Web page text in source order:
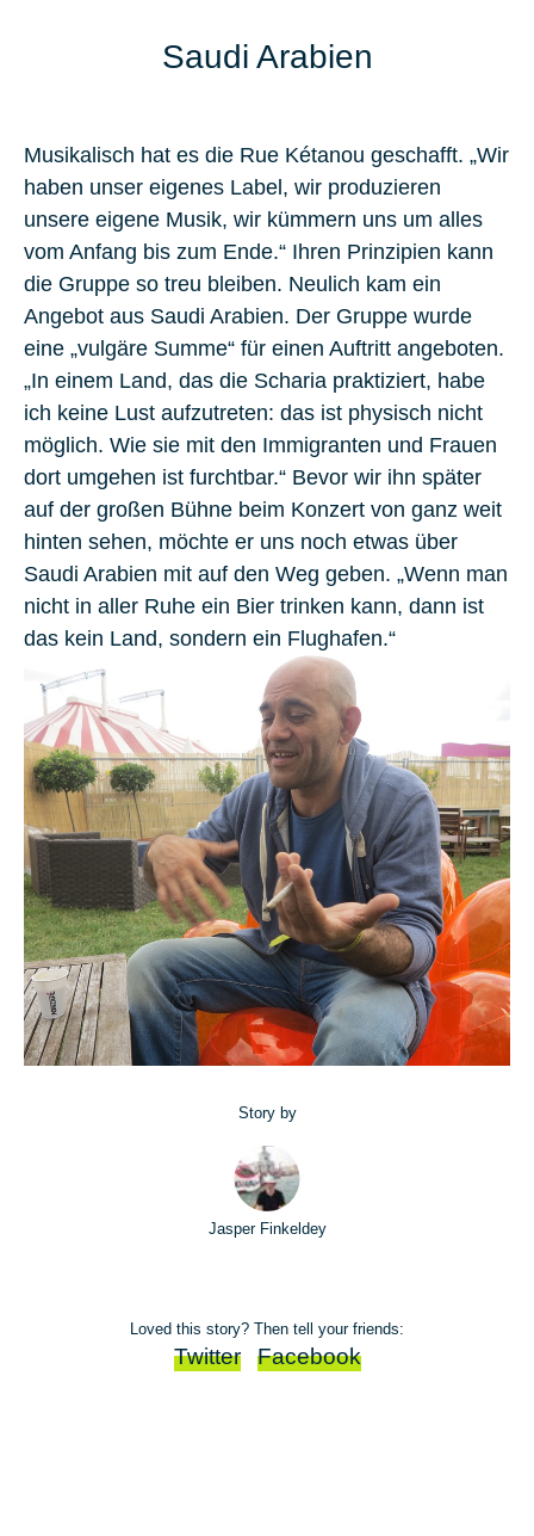
Saudi Arabien
Musikalisch hat es die Rue Kétanou geschafft. „Wir
haben unser eigenes Label, wir produzieren
unsere eigene Musik, wir kümmern uns um alles
vom Anfang bis zum Ende.“ Ihren Prinzipien kann
die Gruppe so treu bleiben. Neulich kam ein
Angebot aus Saudi Arabien. Der Gruppe wurde
eine „vulgäre Summe“ für einen Auftritt angeboten.
„In einem Land, das die Scharia praktiziert, habe
ich keine Lust aufzutreten: das ist physisch nicht
möglich. Wie sie mit den Immigranten und Frauen
dort umgehen ist furchtbar.“ Bevor wir ihn später
auf der großen Bühne beim Konzert von ganz weit
hinten sehen, möchte er uns noch etwas über
Saudi Arabien mit auf den Weg geben. „Wenn man
nicht in aller Ruhe ein Bier trinken kann, dann ist
das kein Land, sondern ein Flughafen.“
Story by
Jasper Finkeldey
Loved this story? Then tell your friends:
Twitter Facebook